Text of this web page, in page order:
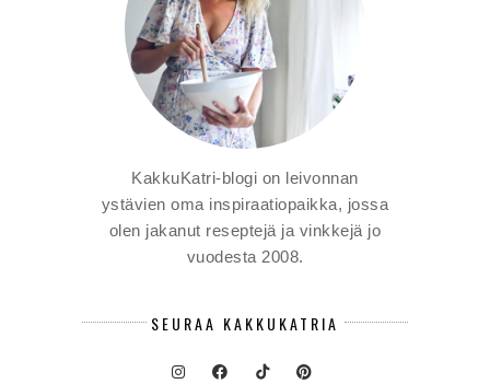
KakkuKatri-blogi on leivonnan
ystävien oma inspiraatiopaikka, jossa
olen jakanut reseptejä ja vinkkejä jo
vuodesta 2008.
SEURAA KAKKUKATRIA